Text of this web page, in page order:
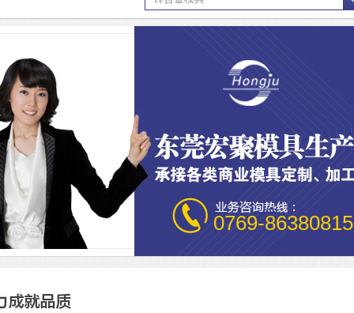
0769-86380815